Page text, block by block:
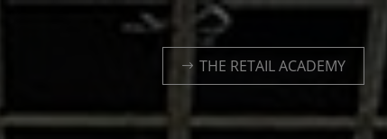
THE RETAIL ACADEMY